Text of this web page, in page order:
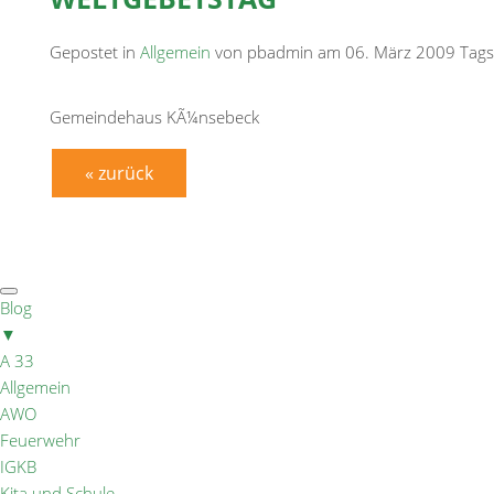
Gepostet in Allgemein von pbadmin am 06. März 2009
Gemeindehaus KÃ¼nsebeck
« zurück
Blog
▼
A 33
Allgemein
AWO
Feuerwehr
IGKB